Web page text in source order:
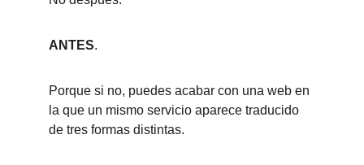
ANTES.
Porque si no, puedes acabar con una web en
la que un mismo servicio aparece traducido
de tres formas distintas.